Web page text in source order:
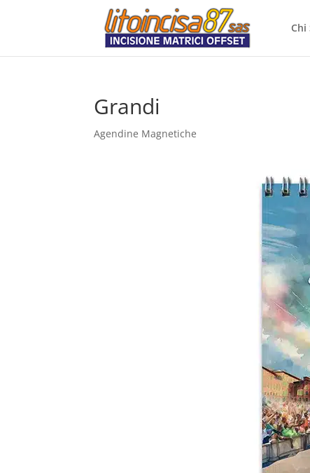
Chi
Grandi
Agendine Magnetiche